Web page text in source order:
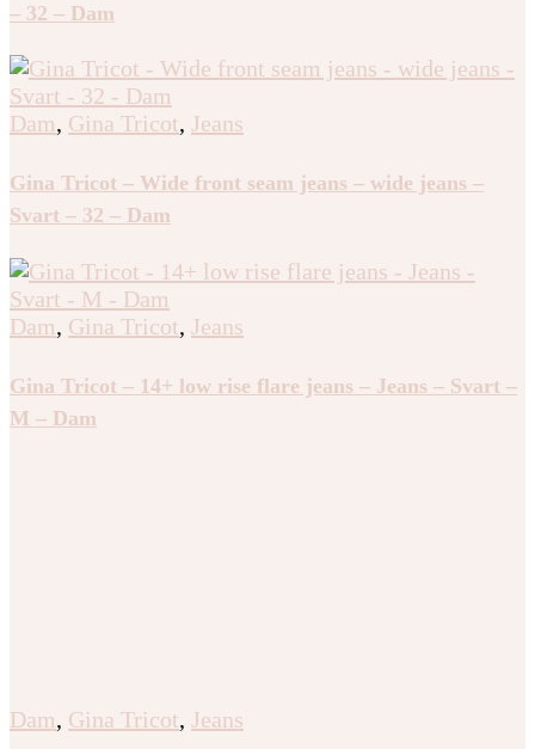
– 32 – Dam
Dam, Gina Tricot, Jeans
Gina Tricot – Wide front seam jeans – wide jeans –
Svart – 32 – Dam
Dam, Gina Tricot, Jeans
Gina Tricot – 14+ low rise flare jeans – Jeans – Svart –
M – Dam
Dam, Gina Tricot, Jeans